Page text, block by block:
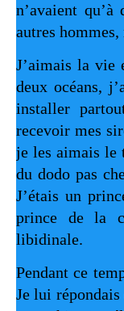
n’avaient
autres
J’aimais la vie
deux océans,
installer
recevoir mes
je les aimais le
du dodo pas
J’étais un
prince de la
libidinale.
Pendant ce
Je lui